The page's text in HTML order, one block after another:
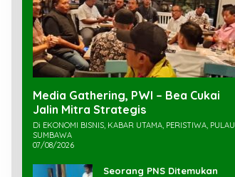
Media Gathering, PWI – Bea Cukai
Jalin Mitra Strategis
Di EKONOMI BISNIS, KABAR UTAMA, PERISTIWA, PULAU
SUMBAWA
07/08/2026
Seorang PNS Ditemukan